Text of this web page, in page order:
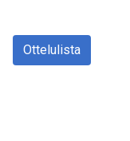
Ottelulista